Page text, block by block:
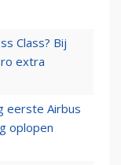
Class? Bij
extra
eerste Airbus
oplopen